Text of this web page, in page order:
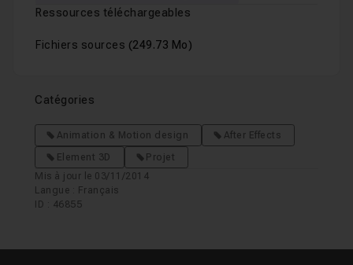
Ressources téléchargeables
Fichiers sources (249.73 Mo)
Catégories
Animation & Motion design
After Effects
Element 3D
Projet
Mis à jour le 03/11/2014
Langue : Français
ID : 46855